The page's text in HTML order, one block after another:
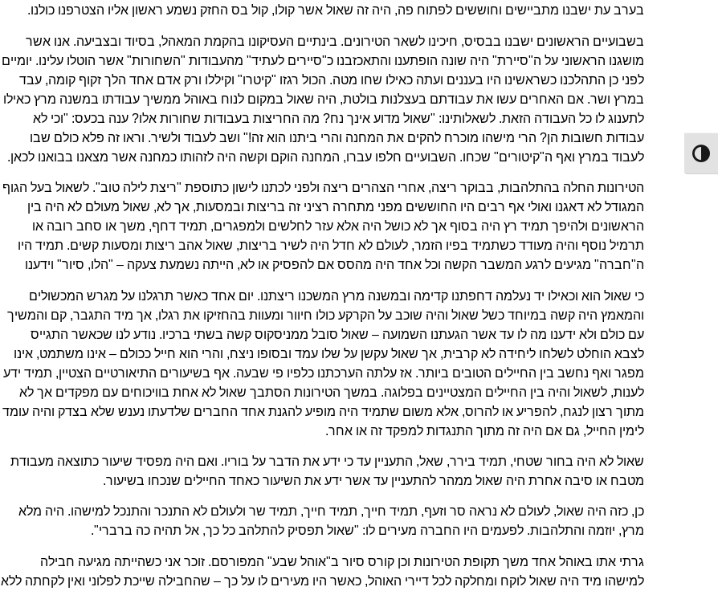
Toggle High Contrast
בערב עת ישבנו מתביישים וחוששים לפתוח פה, היה זה שאול אשר קולו, קול בס החזק נשמע ראשון אליו הצטרפנו כולנו.
בשבועיים הראשונים ישבנו בבסיס, חיכינו לשאר הטירונים. בינתיים העסיקונו בהקמת המאהל, בסיוד ובצביעה. אנו אשר
מושגנו הראשוני על ה"סיירת" היה שונה הופתענו והתאכזבנו כ"סיירים לעתיד" מהעבודות "השחורות" אשר הוטלו עלינו. יומיים
לפני כן התהלכנו כשראשינו היו בעננים ועתה כאילו שחו מטה. הכול רגזו "קיטרו" וקיללו ורק אדם אחד הלך זקוף קומה, עבד
במרץ ושר. אם האחרים עשו את עבודתם בעצלנות בולטת, היה שאול במקום לנוח באוהל ממשיך עבודתו במשנה מרץ כאילו
לתענוג לו כל העבודה הזאת. לשאלותינו: "שאול מדוע אינך נח? מה החריצות בעבודות שחורות אלו? ענה בכעס: "וכי לא
עבודות חשובות הן? הרי מישהו מוכרח להקים את המחנה והרי ביתנו הוא זה!" ושב לעבוד ולשיר. וראו זה פלא כולם שבו
לעבוד במרץ ואף ה"קיטורים" שכחו. השבועיים חלפו עברו, המחנה הוקם וקשה היה לזהותו כמחנה אשר מצאנו בבואנו לכאן.
הטירונות החלה בהתלהבות, בבוקר ריצה, אחרי הצהרים ריצה ולפני לכתנו לישון כתוספת "ריצת לילה טוב". לשאול בעל הגוף
המגודל לא דאגנו ואולי אף רבים היו החוששים מפני מתחרה רציני זה בריצות ובמסעות, אך לא, שאול מעולם לא היה בין
הראשונים ולהיפך תמיד רץ היה בסוף אך לא כושל היה אלא עזר לחלשים ולמפגרים, תמיד דחף, משך או סחב רובה או
תרמיל נוסף והיה מעודד כשתמיד בפיו הזמר, לעולם לא חדל היה לשיר בריצות, שאול אהב ריצות ומסעות קשים. תמיד היו
ה"חברה" מגיעים לרגע המשבר הקשה וכל אחד היה מהסס אם להפסיק או לא, הייתה נשמעת צעקה – "הלו, סיור" וידענו
כי שאול הוא וכאילו יד נעלמה דחפתנו קדימה ובמשנה מרץ המשכנו ריצתנו. יום אחד כאשר תרגלנו על מגרש המכשולים
והמאמץ היה קשה במיוחד כשל שאול והיה שוכב על הקרקע כולו חיוור ומעוות בהחזיקו את רגלו, אך מיד התגבר, קם והמשיך
עם כולם ולא ידענו מה לו עד אשר הגעתנו השמועה – שאול סובל ממניסקוס קשה בשתי ברכיו. נודע לנו שכאשר התגייס
לצבא הוחלט לשלחו ליחידה לא קרבית, אך שאול עקשן על שלו עמד ובסופו ניצח, והרי הוא חייל ככולם – אינו משתמט, אינו
מפגר ואף נחשב בין החיילים הטובים ביותר. אז עלתה הערכתנו כלפיו פי שבעה. אף בשיעורים התיאורטיים הצטיין, תמיד ידע
לענות, לשאול והיה בין החיילים המצטיינים בפלוגה. במשך הטירונות הסתבך שאול לא אחת בוויכוחים עם מפקדים אך לא
מתוך רצון לנגח, להפריע או להרוס, אלא משום שתמיד היה מופיע להגנת אחד החברים שלדעתו נענש שלא בצדק והיה עומד
לימין החייל, גם אם היה זה מתוך התנגדות למפקד זה או אחר.
שאול לא היה בחור שטחי, תמיד בירר, שאל, התעניין עד כי ידע את הדבר על בוריו. ואם היה מפסיד שיעור כתוצאה מעבודת
מטבח או סיבה אחרת היה שאול ממהר להתעניין עד אשר ידע את השיעור כאחד החיילים שנכחו בשיעור.
כן, כזה היה שאול, לעולם לא נראה סר וזעף, תמיד חייך, תמיד חייך, תמיד שר ולעולם לא התנכר והתנכל למישהו. היה מלא
מרץ, יוזמה והתלהבות. לפעמים היו החברה מעירים לו: "שאול תפסיק להתלהב כל כך, אל תהיה כה ברברי".
גרתי אתו באוהל אחד משך תקופת הטירונות וכן קורס סיור ב"אוהל שבע" המפורסם. זוכר אני כשהייתה מגיעה חבילה
למישהו מיד היה שאול לוקח ומחלקה לכל דיירי האוהל, כאשר היו מעירים לו על כך – שהחבילה שייכת לפלוני ואין לקחתה ללא